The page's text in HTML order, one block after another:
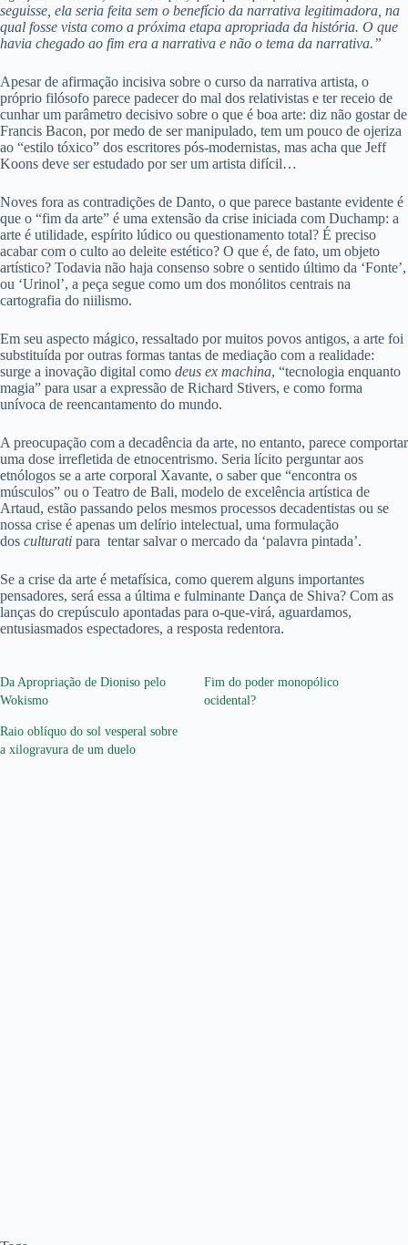
seguisse, ela seria feita sem o benefício da narrativa legitimadora, na
qual fosse vista como a próxima etapa apropriada da história. O que
havia chegado ao fim era a narrativa e não o tema da narrativa.”
Apesar de afirmação incisiva sobre o curso da narrativa artista, o
próprio filósofo parece padecer do mal dos relativistas e ter receio de
cunhar um parâmetro decisivo sobre o que é boa arte: diz não gostar de
Francis Bacon, por medo de ser manipulado, tem um pouco de ojeriza
ao “estilo tóxico” dos escritores pós-modernistas, mas acha que Jeff
Koons deve ser estudado por ser um artista difícil…
Noves fora as contradições de Danto, o que parece bastante evidente é
que o “fim da arte” é uma extensão da crise iniciada com Duchamp: a
arte é utilidade, espírito lúdico ou questionamento total? É preciso
acabar com o culto ao deleite estético? O que é, de fato, um objeto
artístico? Todavia não haja consenso sobre o sentido último da ‘Fonte’,
ou ‘Urinol’, a peça segue como um dos monólitos centrais na
cartografia do niilismo.
Em seu aspecto mágico, ressaltado por muitos povos antigos, a arte foi
substituída por outras formas tantas de mediação com a realidade:
surge a inovação digital como deus ex machina, “tecnologia enquanto
magia” para usar a expressão de Richard Stivers, e como forma
unívoca de reencantamento do mundo.
A preocupação com a decadência da arte, no entanto, parece comportar
uma dose irrefletida de etnocentrismo. Seria lícito perguntar aos
etnólogos se a arte corporal Xavante, o saber que “encontra os
músculos” ou o Teatro de Bali, modelo de excelência artística de
Artaud, estão passando pelos mesmos processos decadentistas ou se
nossa crise é apenas um delírio intelectual, uma formulação
dos culturati para tentar salvar o mercado da ‘palavra pintada’.
Se a crise da arte é metafísica, como querem alguns importantes
pensadores, será essa a última e fulminante Dança de Shiva? Com as
lanças do crepúsculo apontadas para o-que-virá, aguardamos,
entusiasmados espectadores, a resposta redentora.
Da Apropriação de Dioniso pelo
Wokismo
Fim do poder monopólico
ocidental?
Raio oblíquo do sol vesperal sobre
a xilogravura de um duelo